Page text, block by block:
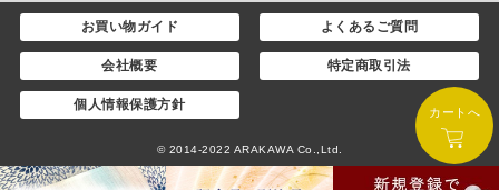
お買い物ガイド よくあるご質問
会社概要 特定商取引法
個人情報保護方針
© 2014-2022 ARAKAWA Co.,Ltd.
カートへ